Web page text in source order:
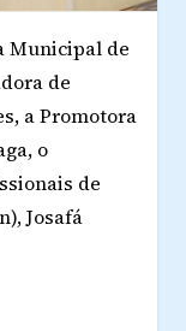
Municipal de
de
a Promotora
o
de
Josafá